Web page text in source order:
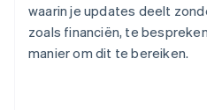
waarin je updates deelt
zoals financiën, te
manier om dit te bereiken.